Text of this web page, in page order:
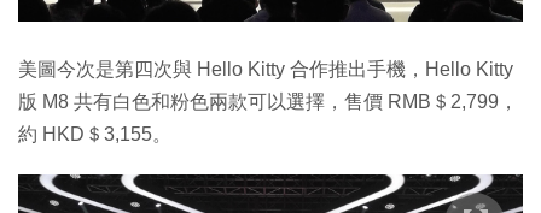
美圖今次是第四次與 Hello Kitty 合作推出手機，Hello Kitty
版 M8 共有白色和粉色兩款可以選擇，售價 RMB＄2,799，
約 HKD＄3,155。